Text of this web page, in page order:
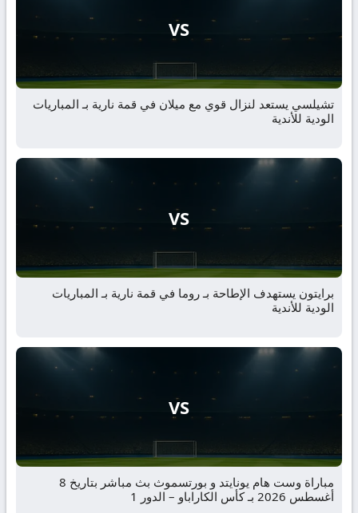
VS
تشيلسي يستعد لنزال قوي مع ميلان في قمة نارية بـ المباريات
الودية للأندية
VS
برايتون يستهدف الإطاحة بـ روما في قمة نارية بـ المباريات
الودية للأندية
VS
مباراة وست هام يونايتد و بورتسموث بث مباشر بتاريخ 8
أغسطس 2026 بـ كأس الكاراباو – الدور 1